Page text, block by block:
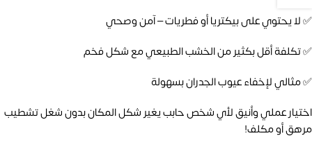
✅ لا يحتوي على بيكتريا أو فطريات – آمن وصحي
✅ تكلفة أقل بكثير من الخشب الطبيعي مع شكل فخم
✅ مثالي لإخفاء عيوب الجدران بسهولة
اختيار عملي وأنيق لأي شخص حابب يغير شكل المكان بدون شغل تشطيب
مرهق أو مكلف!